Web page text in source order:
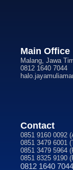
Main Office
Malang, Jawa
0812 1640 7044
Contact
0851 9160 0092
0851 3479 6001
0851 3479 5964
0851 8325 9190
0812 1640